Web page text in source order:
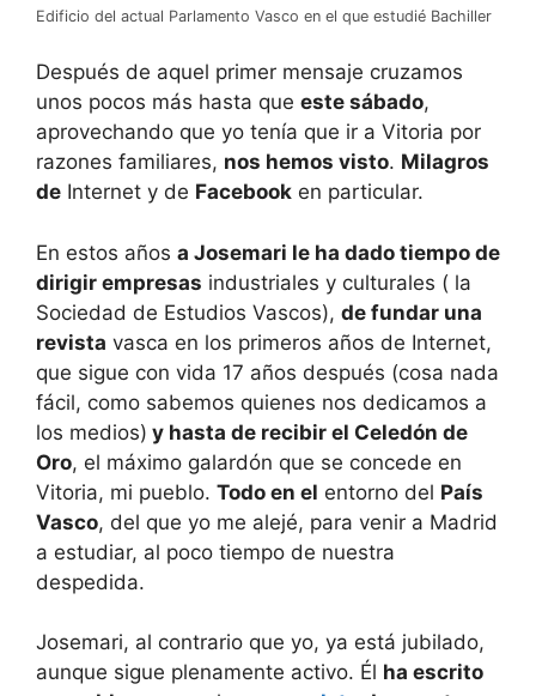
Edificio del actual Parlamento Vasco en el que estudié Bachiller
Después de aquel primer mensaje cruzamos
unos pocos más hasta que este sábado,
aprovechando que yo tenía que ir a Vitoria por
razones familiares, nos hemos visto. Milagros
de Internet y de Facebook en particular.
En estos años a Josemari le ha dado tiempo de
dirigir empresas industriales y culturales ( la
Sociedad de Estudios Vascos), de fundar una
revista vasca en los primeros años de Internet,
que sigue con vida 17 años después (cosa nada
fácil, como sabemos quienes nos dedicamos a
los medios) y hasta de recibir el Celedón de
Oro, el máximo galardón que se concede en
Vitoria, mi pueblo. Todo en el entorno del País
Vasco, del que yo me alejé, para venir a Madrid
a estudiar, al poco tiempo de nuestra
despedida.
Josemari, al contrario que yo, ya está jubilado,
aunque sigue plenamente activo. Él ha escrito